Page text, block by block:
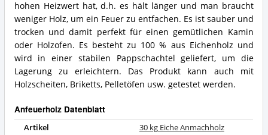
hohen Heizwert hat, d.h. es hält länger und man braucht
weniger Holz, um ein Feuer zu entfachen. Es ist sauber und
trocken und damit perfekt für einen gemütlichen Kamin
oder Holzofen. Es besteht zu 100 % aus Eichenholz und
wird in einer stabilen Pappschachtel geliefert, um die
Lagerung zu erleichtern. Das Produkt kann auch mit
Holzscheiten, Briketts, Pelletöfen usw. getestet werden.
Anfeuerholz Datenblatt
Artikel 30 kg Eiche Anmachholz